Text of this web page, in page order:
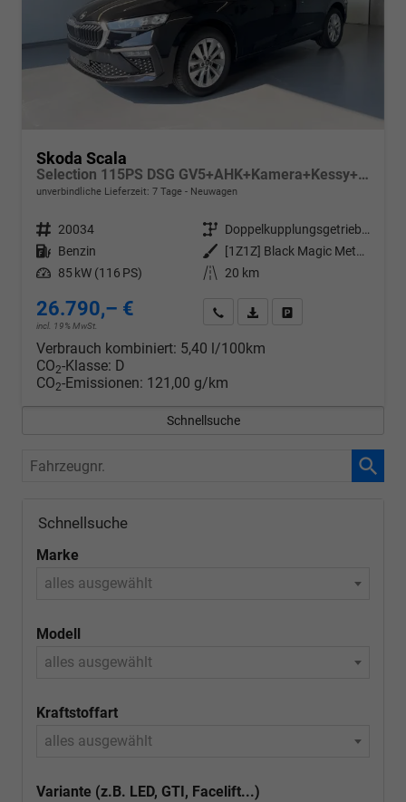
Skoda Scala
Selection 115PS DSG GV5+AHK+Kamera+Kessy+PDC+Sitzheiz+Alu16+Climatronic
unverbindliche Lieferzeit: 7 Tage Neuwagen
Fahrzeugnr. 20034 Getriebe
Doppelkupplungsgetriebe (DSG)
Kraftstoff Benzin Außenfarbe
[1Z1Z] Black Magic Metallic
Leistung 85 kW (116 PS) Kilometerstand 20 km
26.790,– €
incl. 19% MwSt.
Wir rufen Sie anPDF-Datei, Fahrzeugexposé
Verbrauch kombiniert: 5,40 l/100km
CO2-Klasse: D
CO2-Emissionen: 121,00 g/km
Schnellsuche
Fahrzeugnr.
Schnellsuche
Marke
alles ausgewählt
Modell
alles ausgewählt
Kraftstoffart
alles ausgewählt
Variante (z.B. LED, GTI, Facelift...)